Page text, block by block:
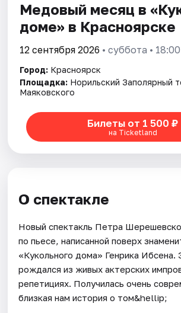
Артисты
Рейтинги
Медовый месяц в
доме» в Красноярске
12 сентября 2026 • суббота • 18:00
Город: Красноярск
Площадка: Норильский Заполярный
Маяковского
Билеты от 1 500 ₽
на Ticketland
О спектакле
Новый спектакль Петра
по пьесе, написанной поверх
«Кукольного дома» Генрика Ибсена.
рождался из живых актерских
репетициях. Получилась очень
близкая нам история о том&hellip;